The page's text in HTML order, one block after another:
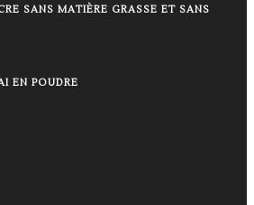
SANS MATIÈRE GRASSE ET SANS
EN POUDRE